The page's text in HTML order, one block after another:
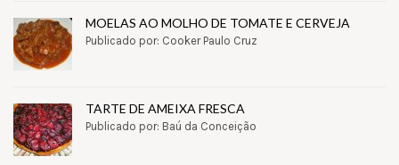
MOELAS AO MOLHO DE TOMATE E CERVEJA
Publicado por: Cooker Paulo Cruz
TARTE DE AMEIXA FRESCA
Publicado por: Baú da Conceição